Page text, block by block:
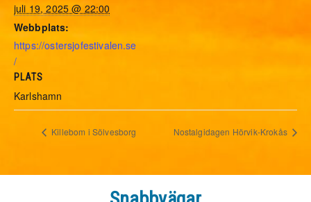
juli 19, 2025 @ 22:00
Webbplats:
https://ostersjofestivalen.se
/
PLATS
Karlshamn
Killebom i Sölvesborg Nostalgidagen Hörvik-Krokås